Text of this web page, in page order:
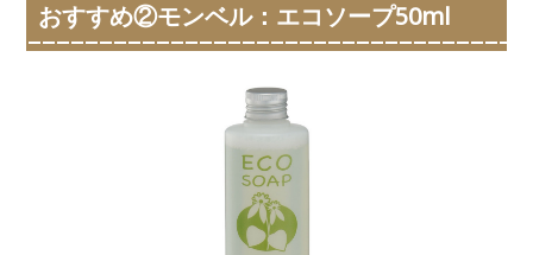
おすすめ②モンベル：エコソープ50ml